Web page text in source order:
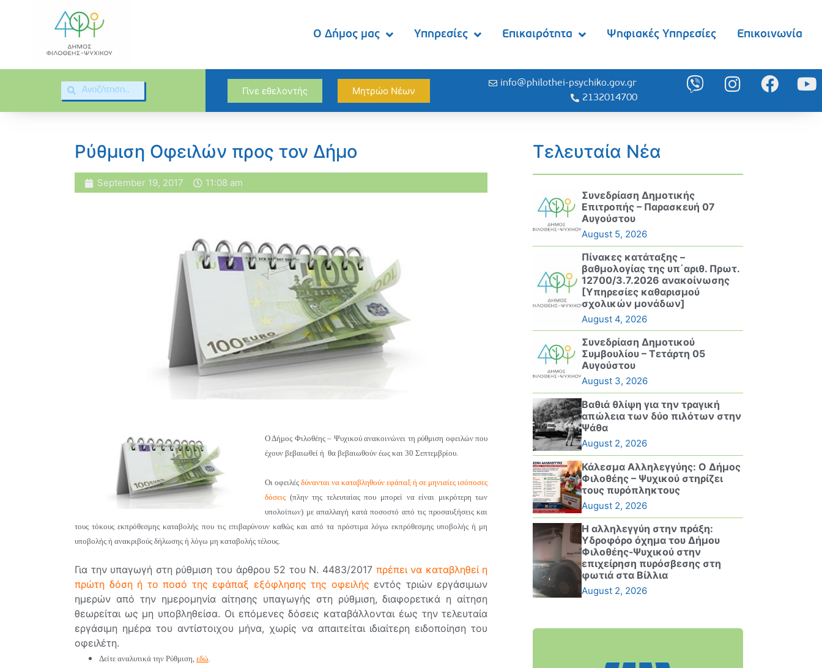
Ο Δήμος μας Υπηρεσίες Επικαιρότητα Ψηφιακές Υπηρεσίες Επικοινωνία
Γίνε εθελοντής Μητρώο Νέων
info@philothei-psychiko.gov.gr
2132014700
Ρύθμιση Οφειλών προς τον Δήμο
September 19, 2017 11:08 am
Ο Δήμος Φιλοθέης – Ψυχικού ανακοινώνει τη ρύθμιση οφειλών που
έχουν βεβαιωθεί ή θα βεβαιωθούν έως και 30 Σεπτεμβρίου.
Οι οφειλέςδύνανται να καταβληθούν εφάπαξ ή σε μηνιαίες ισόποσες
δόσεις (πλην της τελευταίας που μπορεί να είναι μικρότερη των
υπολοίπων) με απαλλαγή κατά ποσοστό από τις προσαυξήσεις και
τους τόκους εκπρόθεσμης καταβολής που τις επιβαρύνουν καθώς και από τα πρόστιμα λόγω εκπρόθεσμης υποβολής ή μη
υποβολής ή ανακριβούς δήλωσης ή λόγω μη καταβολής τέλους.
Για την υπαγωγή στη ρύθμιση του άρθρου 52 του Ν. 4483/2017 πρέπει να καταβληθεί η
πρώτη δόση ή το ποσό της εφάπαξ εξόφλησης της οφειλής εντός τριών εργάσιμων
ημερών από την ημερομηνία αίτησης υπαγωγής στη ρύθμιση, διαφορετικά η αίτηση
θεωρείται ως μη υποβληθείσα. Οι επόμενες δόσεις καταβάλλονται έως την τελευταία
εργάσιμη ημέρα του αντίστοιχου μήνα, χωρίς να απαιτείται ιδιαίτερη ειδοποίηση του
οφειλέτη.
Δείτε αναλυτικά την Ρύθμιση, εδώ.
Τελευταία Νέα
Συνεδρίαση Δημοτικής
Επιτροπής – Παρασκευή 07
Αυγούστου
August 5, 2026
Πίνακες κατάταξης –
βαθμολογίας της υπ΄αριθ. Πρωτ.
12700/3.7.2026 ανακοίνωσης
[Υπηρεσίες καθαρισμού
σχολικών μονάδων]
August 4, 2026
Συνεδρίαση Δημοτικού
Συμβουλίου – Τετάρτη 05
Αυγούστου
August 3, 2026
Βαθιά θλίψη για την τραγική
απώλεια των δύο πιλότων στην
Ψάθα
August 2, 2026
Κάλεσμα Αλληλεγγύης: Ο Δήμος
Φιλοθέης – Ψυχικού στηρίζει
τους πυρόπληκτους
August 2, 2026
Η αλληλεγγύη στην πράξη:
Υδροφόρο όχημα του Δήμου
Φιλοθέης-Ψυχικού στην
επιχείρηση πυρόσβεσης στη
φωτιά στα Βίλλια
August 2, 2026